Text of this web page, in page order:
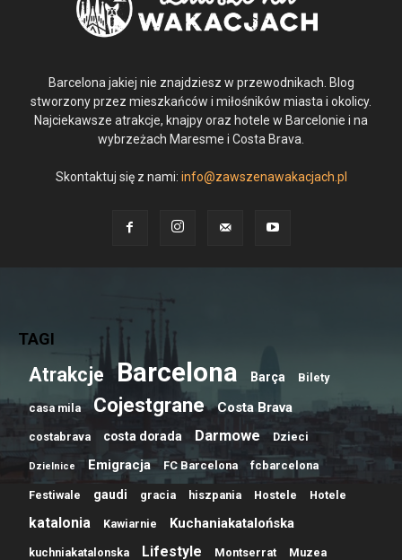
Barcelona jakiej nie znajdziesz w przewodnikach. Blog
stworzony przez mieszkańców i miłośników miasta i okolicy.
Najciekawsze atrakcje, knajpy oraz hotele w Barcelonie i na
wybrzeżach Maresme i Costa Brava.
Skontaktuj się z nami: info@zawszenawakacjach.pl
TAGI
Atrakcje Barcelona Barça Bilety
casa mila Cojestgrane Costa Brava
costabrava costa dorada Darmowe Dzieci
Dzielnice Emigracja FC Barcelona fcbarcelona
Festiwale gaudi gracia hiszpania Hostele Hotele
katalonia Kawiarnie Kuchaniakatalońska
kuchniakatalonska Lifestyle Montserrat Muzea